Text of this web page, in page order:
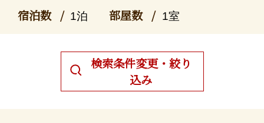
宿泊数 1泊 部屋数 1室
検索条件変更・絞り
込み